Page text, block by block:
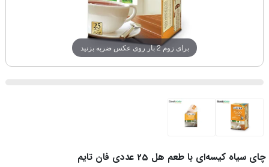
برای زوم 2 بار روی عکس ضربه بزنید
چای سیاه کیسه‌ای با طعم هل 25 عددی فان تایم